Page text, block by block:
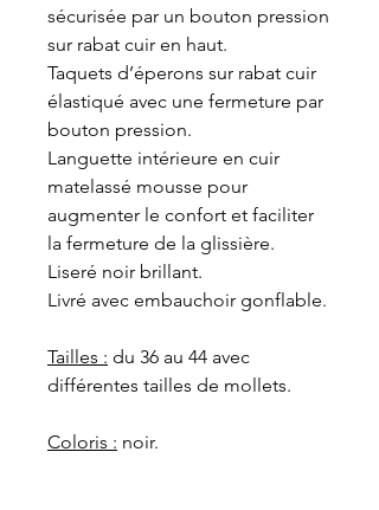
sécurisée par un bouton pression
sur rabat cuir en haut.
Taquets d’éperons sur rabat cuir
élastiqué avec une fermeture par
bouton pression.
Languette intérieure en cuir
matelassé mousse pour
augmenter le confort et faciliter
la fermeture de la glissière.
Liseré noir brillant.
Livré avec embauchoir gonflable.
Tailles : du 36 au 44 avec
différentes tailles de mollets.
Coloris : noir.